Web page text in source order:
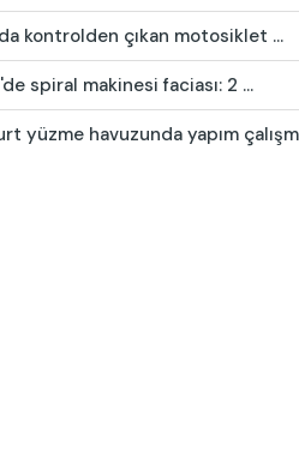
kontrolden çıkan motosiklet ...
spiral makinesi faciası: 2 ...
yüzme havuzunda yapım